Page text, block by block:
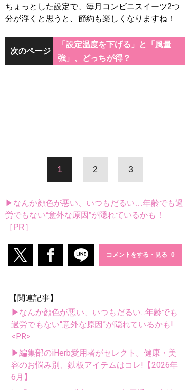
ちょっとした設定で、毎月コンビニスイーツ2つ
分が浮くと思うと、節約も楽しくなりますね！
次のページ
「設定温度を下げる」と「風量
強」、どっちが得？
1 2 3
▶なんか顔色が悪い、いつもだるい…年齢でも過
労でもない“意外な原因”が隠れているかも！
［PR］
コメントをする・見る
【関連記事】
▶なんか顔色が悪い、いつもだるい...年齢でも
過労でもない“意外な原因”が隠れているかも!
<PR>
▶編集部のiHerb愛用者がセレクト。健康・美
容のお悩み別、鉄板アイテムはコレ!【2026年
6月】